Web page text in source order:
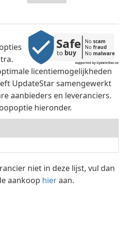
supported by UpdateStar.com
Safe
to buy
No scam
No fraud
No malware
licentiemogelijkheden
UpdateStar samengewerkt
aanbieders en leveranciers.
hieronder.
niet in deze lijst, vul dan
aankoop hieraan.